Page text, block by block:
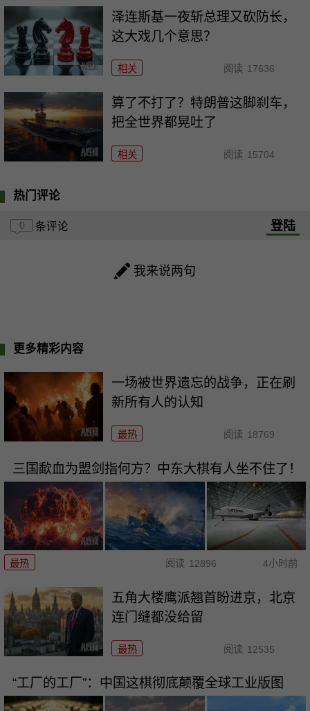
泽连斯基一夜斩总理又砍防长，
这大戏几个意思？
相关 阅读 17636
算了不打了？特朗普这脚刹车，
把全世界都晃吐了
相关 阅读 15704
热门评论
0 条评论 登陆
我来说两句
更多精彩内容
一场被世界遗忘的战争，正在刷
新所有人的认知
最热 阅读 18769
三国歃血为盟剑指何方？中东大棋有人坐不住了！
最热 阅读 12896 4小时前
五角大楼鹰派翘首盼进京，北京
连门缝都没给留
最热 阅读 12535
“工厂的工厂”：中国这棋彻底颠覆全球工业版图